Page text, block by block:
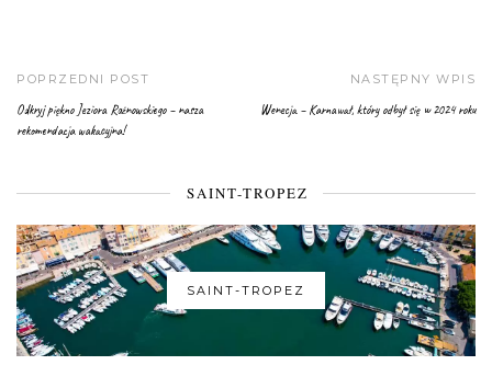
POPRZEDNI POST
Odkryj piękno Jeziora Rożnowskiego – nasza
rekomendacja wakacyjna!
NASTĘPNY WPIS
Wenecja – Karnawał, który odbył się w 2024 roku
SAINT-TROPEZ
SAINT-TROPEZ